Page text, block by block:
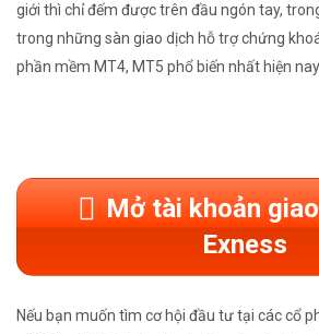
giới thì chỉ đếm được trên đầu ngón tay,
trong những sàn giao dịch hỗ trợ chứng
phần mềm MT4, MT5 phổ biến nhất hiện nay.
Mở tài khoản
Exness
Nếu bạn muốn tìm cơ hội đầu tư tại các cổ